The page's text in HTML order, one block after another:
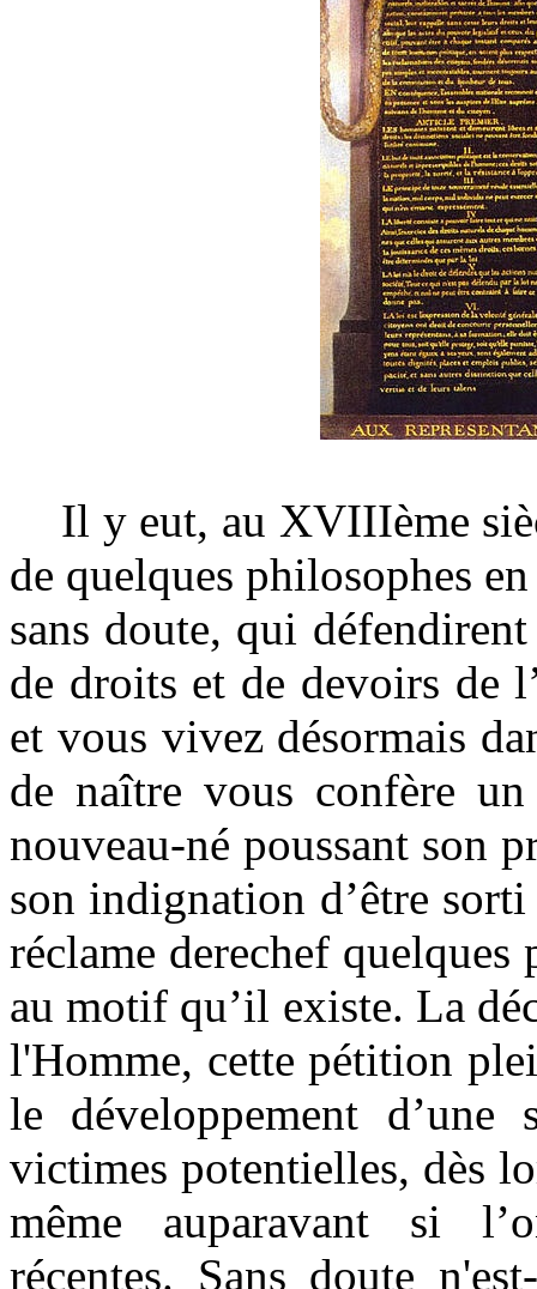
Il y eut, au XVIIIème
de quelques philosophes
sans doute, qui
de droits et de devoirs de
et vous vivez désormais
de naître vous confère
nouveau-né poussant son
son indignation d’être
réclame derechef
au motif qu’il existe. La
l'Homme, cette pétition
le développement
victimes potentielles, dès
même auparavant si
récentes. Sans doute